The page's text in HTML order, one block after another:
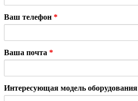
Ваш телефон *
Ваша почта *
Интересующая модель оборудования